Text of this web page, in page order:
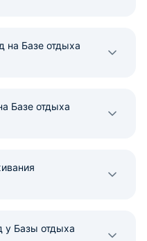
на Базе отдыха
Базе отдыха
у Базы отдыха